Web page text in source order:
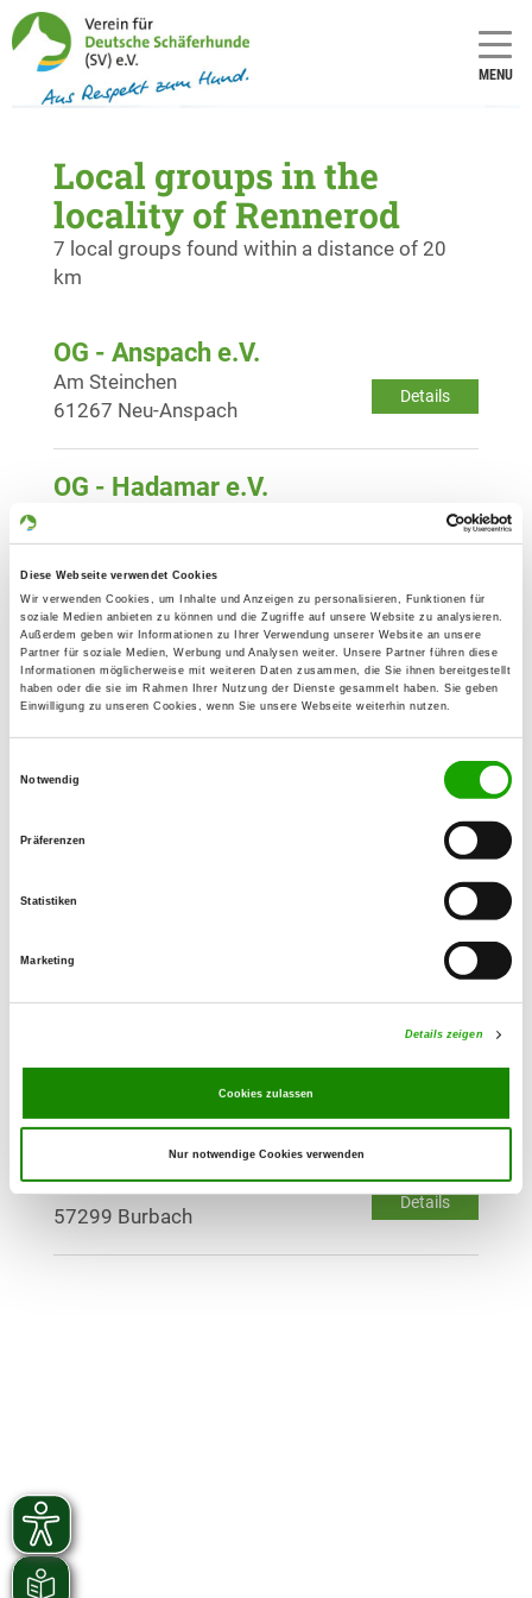
Diese Webseite verwendet Cookies
Wir verwenden Cookies, um Inhalte und Anzeigen zu personalisieren, Funktionen für
soziale Medien anbieten zu können und die Zugriffe auf unsere Website zu analysieren.
Außerdem geben wir Informationen zu Ihrer Verwendung unserer Website an unsere
Partner für soziale Medien, Werbung und Analysen weiter. Unsere Partner führen diese
Informationen möglicherweise mit weiteren Daten zusammen, die Sie ihnen bereitgestellt
haben oder die sie im Rahmen Ihrer Nutzung der Dienste gesammelt haben. Sie geben
Einwilligung zu unseren Cookies, wenn Sie unsere Webseite weiterhin nutzen.
Notwendig
Präferenzen
Statistiken
Marketing
Details zeigen
Cookies zulassen
Nur notwendige Cookies verwenden
MENU
Local groups in the
locality of Rennerod
7 local groups found within a distance of 20
km
OG - Anspach e.V.
Details
Am Steinchen
61267 Neu-Anspach
OG - Hadamar e.V.
Details
65589 Niederhadamar
OG - Haiger und Umgebung
Details
Horstraße (zum Haigerfeld)
35708 Haiger
Details
Kornhahnstraße
OG - Kaden
Details
OG - Hickengrund
Details
57299 Burbach